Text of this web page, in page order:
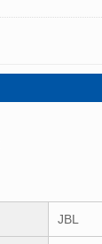
JBL